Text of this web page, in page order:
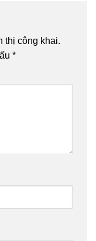
thị công khai.
*